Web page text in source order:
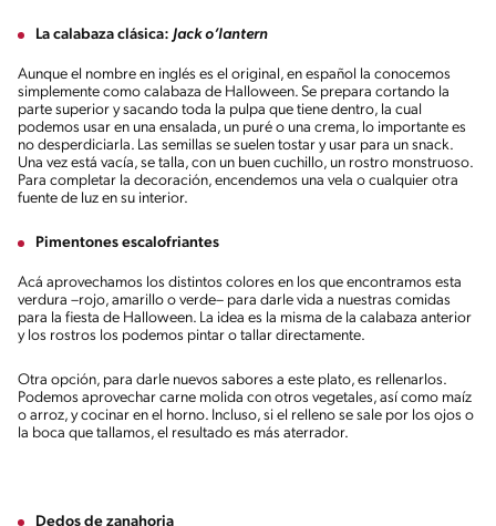
La calabaza clásica: Jack o’lantern
Aunque el nombre en inglés es el original, en español la conocemos
simplemente como calabaza de Halloween. Se prepara cortando la
parte superior y sacando toda la pulpa que tiene dentro, la cual
podemos usar en una ensalada, un puré o una crema, lo importante es
no desperdiciarla. Las semillas se suelen tostar y usar para un snack.
Una vez está vacía, se talla, con un buen cuchillo, un rostro monstruoso.
Para completar la decoración, encendemos una vela o cualquier otra
fuente de luz en su interior.
Pimentones escalofriantes
Acá aprovechamos los distintos colores en los que encontramos esta
verdura –rojo, amarillo o verde– para darle vida a nuestras comidas
para la fiesta de Halloween. La idea es la misma de la calabaza anterior
y los rostros los podemos pintar o tallar directamente.
Otra opción, para darle nuevos sabores a este plato, es rellenarlos.
Podemos aprovechar carne molida con otros vegetales, así como maíz
o arroz, y cocinar en el horno. Incluso, si el relleno se sale por los ojos o
la boca que tallamos, el resultado es más aterrador.
Dedos de zanahoria